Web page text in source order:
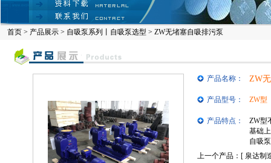
首页 > 产品展示 > 自吸泵系列丨自吸泵选型 > ZW无堵塞自吸排污泵
产品名称： ZW
产品型号： ZW型
产品特点：
ZW型
基础
自吸
上一个产品：[ 泉达制